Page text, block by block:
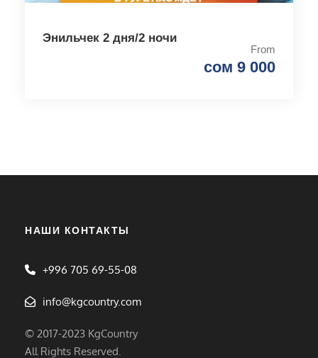
Энильчек 2 дня/2 ночи
From
сом 9 000
НАШИ КОНТАКТЫ
+996 705 69-55-08
info@kgcountry.com
© 2017-2023 KgCountry
All Rights Reserved.